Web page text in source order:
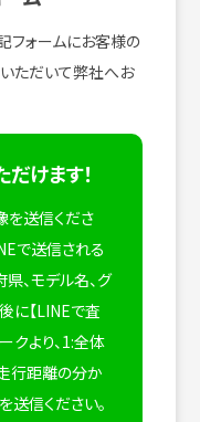
フォームにお客様の
ただいて弊社へお
けます！
送信くださ
で送信される
、モデル名、グ
に【LINEで査
クより、1:全体
行距離の分か
信ください。